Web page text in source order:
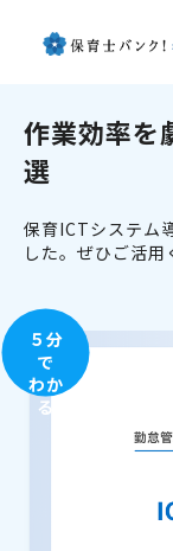
作業効率を
選
保育ICTシステム
した。ぜひご活用
５分
で
わか
る